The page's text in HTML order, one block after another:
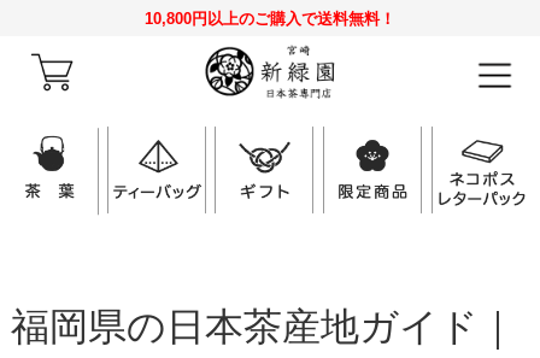
10,800円以上のご購入で送料無料！
福岡県の日本茶産地ガイド｜